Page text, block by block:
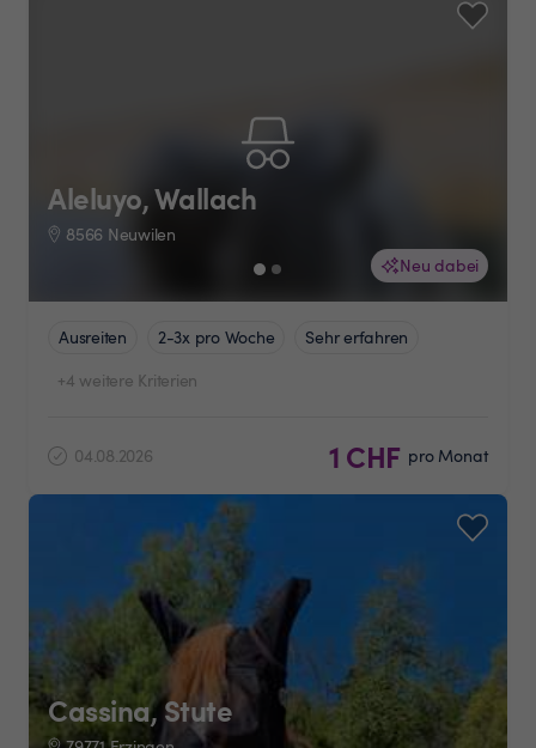
Neu dabei
Aleluyo, Wallach
8566 Neuwilen
Ausreiten 2-3x pro Woche
Sehr erfahren
+4 weitere Kriterien
04.08.2026 1 CHF pro Monat
Cassina, Stute